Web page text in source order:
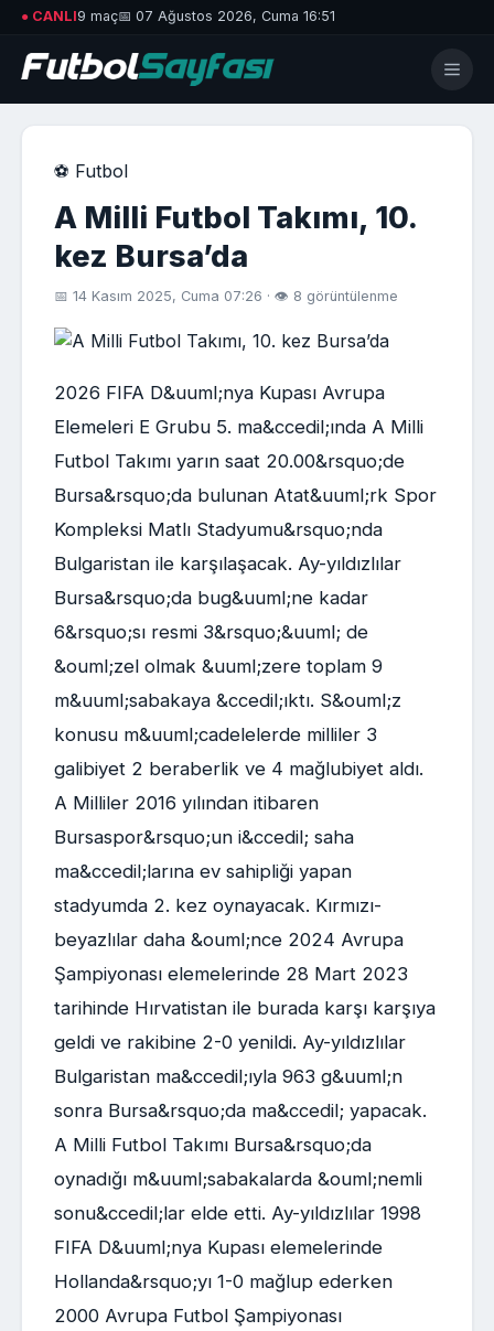
● CANLI9 maç📅 07 Ağustos 2026, Cuma 16:51
⚽ Futbol
A Milli Futbol Takımı, 10.
kez Bursa’da
📅 14 Kasım 2025, Cuma 07:26 · 👁 8 görüntülenme
2026 FIFA D&uuml;nya Kupası Avrupa
Elemeleri E Grubu 5. ma&ccedil;ında A Milli
Futbol Takımı yarın saat 20.00&rsquo;de
Bursa&rsquo;da bulunan Atat&uuml;rk Spor
Kompleksi Matlı Stadyumu&rsquo;nda
Bulgaristan ile karşılaşacak. Ay-yıldızlılar
Bursa&rsquo;da bug&uuml;ne kadar
6&rsquo;sı resmi 3&rsquo;&uuml; de
&ouml;zel olmak &uuml;zere toplam 9
m&uuml;sabakaya &ccedil;ıktı. S&ouml;z
konusu m&uuml;cadelelerde milliler 3
galibiyet 2 beraberlik ve 4 mağlubiyet aldı.
A Milliler 2016 yılından itibaren
Bursaspor&rsquo;un i&ccedil; saha
ma&ccedil;larına ev sahipliği yapan
stadyumda 2. kez oynayacak. Kırmızı-
beyazlılar daha &ouml;nce 2024 Avrupa
Şampiyonası elemelerinde 28 Mart 2023
tarihinde Hırvatistan ile burada karşı karşıya
geldi ve rakibine 2-0 yenildi. Ay-yıldızlılar
Bulgaristan ma&ccedil;ıyla 963 g&uuml;n
sonra Bursa&rsquo;da ma&ccedil; yapacak.
A Milli Futbol Takımı Bursa&rsquo;da
oynadığı m&uuml;sabakalarda &ouml;nemli
sonu&ccedil;lar elde etti. Ay-yıldızlılar 1998
FIFA D&uuml;nya Kupası elemelerinde
Hollanda&rsquo;yı 1-0 mağlup ederken
2000 Avrupa Futbol Şampiyonası